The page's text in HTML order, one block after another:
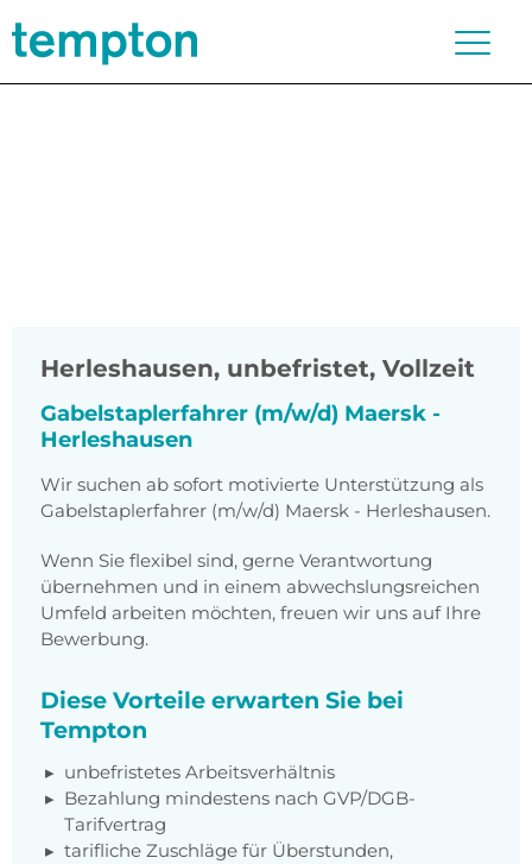
Herleshausen, unbefristet, Vollzeit
Gabelstaplerfahrer (m/w/d) Maersk -
Herleshausen
Wir suchen ab sofort motivierte Unterstützung als
Gabelstaplerfahrer (m/w/d) Maersk - Herleshausen.
Wenn Sie flexibel sind, gerne Verantwortung
übernehmen und in einem abwechslungsreichen
Umfeld arbeiten möchten, freuen wir uns auf Ihre
Bewerbung.
Diese Vorteile erwarten Sie bei
Tempton
unbefristetes Arbeitsverhältnis
Bezahlung mindestens nach GVP/DGB-
Tarifvertrag
tarifliche Zuschläge für Überstunden,